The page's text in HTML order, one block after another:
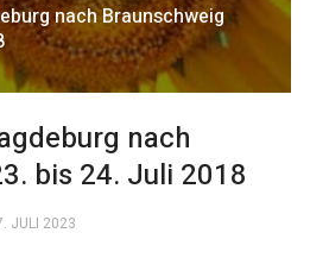
nach Braunschweig
nach
bis 24. Juli 2018
JULI 2023